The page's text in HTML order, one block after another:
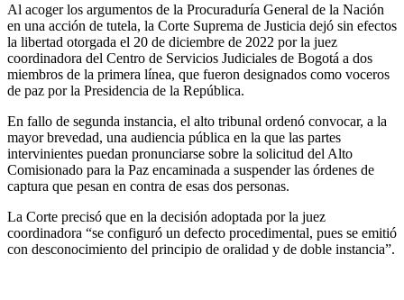
Al acoger los argumentos de la Procuraduría General de la Nación
en una acción de tutela, la Corte Suprema de Justicia dejó sin efectos
la libertad otorgada el 20 de diciembre de 2022 por la juez
coordinadora del Centro de Servicios Judiciales de Bogotá a dos
miembros de la primera línea, que fueron designados como voceros
de paz por la Presidencia de la República.
En fallo de segunda instancia, el alto tribunal ordenó convocar, a la
mayor brevedad, una audiencia pública en la que las partes
intervinientes puedan pronunciarse sobre la solicitud del Alto
Comisionado para la Paz encaminada a suspender las órdenes de
captura que pesan en contra de esas dos personas.
La Corte precisó que en la decisión adoptada por la juez
coordinadora “se configuró un defecto procedimental, pues se emitió
con desconocimiento del principio de oralidad y de doble instancia”.